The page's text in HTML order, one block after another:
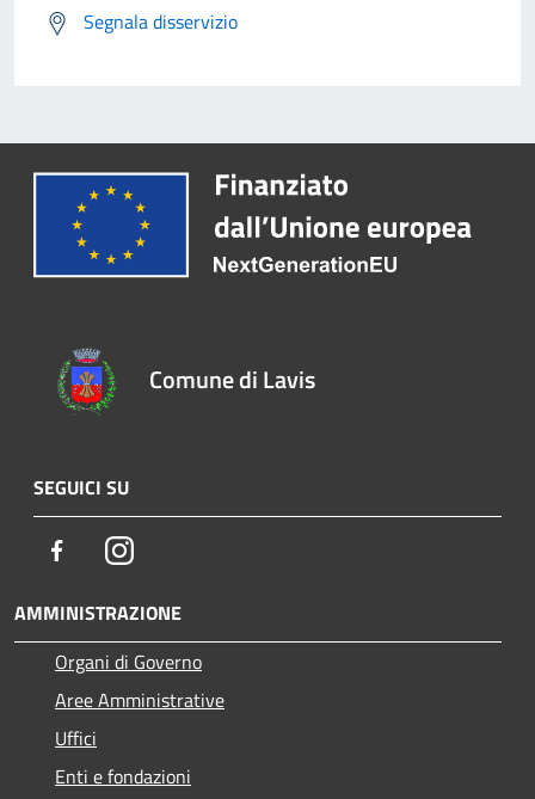
Segnala disservizio
Comune di Lavis
SEGUICI SU
FacebookInstagram
AMMINISTRAZIONE
Organi di Governo
Aree Amministrative
Uffici
Enti e fondazioni